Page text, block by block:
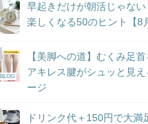
早起きだけが朝活じゃない
楽しくなる50のヒント【8
BLOG
【美脚への道】むくみ足首
アキレス腱がシュッと見
ージ
ドリンク代＋150円で大満